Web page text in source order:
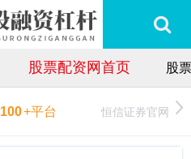
股票配资网首页 股
100+平台 恒信证券官网